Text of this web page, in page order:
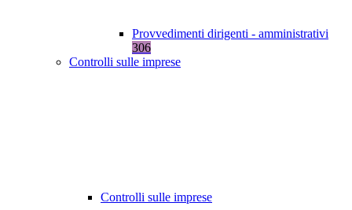
Provvedimenti dirigenti - amministrativi
306
Controlli sulle imprese
Controlli sulle imprese